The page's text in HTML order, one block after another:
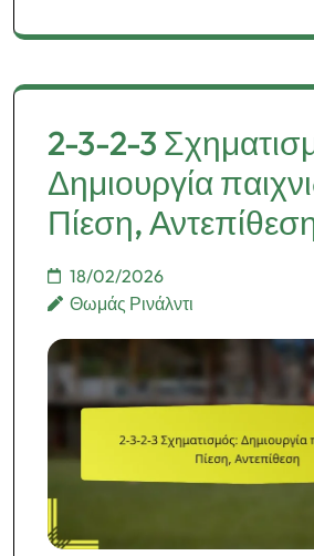
2-3-2-3
Δημιουργία
Πίεση,
18/02/2026
Θωμάς Ρινάλντι